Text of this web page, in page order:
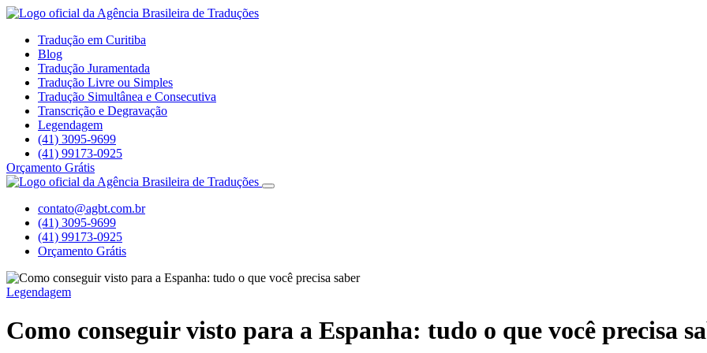
Tradução em Curitiba
Blog
Tradução Juramentada
Tradução Livre ou Simples
Tradução Simultânea e Consecutiva
Transcrição e Degravação
Legendagem
(41) 3095-9699
(41) 99173-0925
Orçamento Grátis
contato@agbt.com.br
(41) 3095-9699
(41) 99173-0925
Orçamento Grátis
Legendagem
Como conseguir visto para a Espanha: tudo o que você precisa